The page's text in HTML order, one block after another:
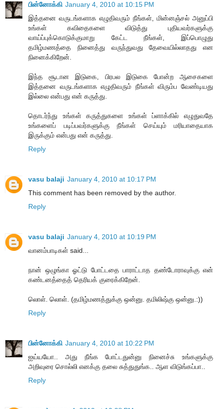
பின்னோக்கி January 4, 2010 at 10:15 PM
இத்தனை வருடங்களாக எழுதிவரும் நீங்கள், மின்னஞ்சல் அனுப்பி
உங்கள் கவிதைகளை விடுத்து புதியவர்களுக்கு
வாய்ப்புக்கொடுக்குமாறு கேட்ட நீங்கள், இப்பொழுது
தமிழ்மணத்தை நினைத்து வருந்துவது தேவையில்லாதது என
நினைக்கிறேன்.
இந்த சூடான இடுகை, பிரபல இடுகை போன்ற ஆசைகளை
இத்தனை வருடங்களாக எழுதிவரும் நீங்கள் விரும்ப வேண்டியது
இல்லை என்பது என் கருத்து.
தொடர்ந்து உங்கள் கருத்துகளை உங்கள் ப்ளாக்கில் எழுதுவதே
உங்களைப் படிப்பவர்களுக்கு நீங்கள் செய்யும் மரியாதையாக
இருக்கும் என்பது என் கருத்து.
Reply
vasu balaji January 4, 2010 at 10:17 PM
This comment has been removed by the author.
Reply
vasu balaji January 4, 2010 at 10:19 PM
வானம்பாடிகள் said...
நான் ஒழுங்கா ஓட்டு போட்டதை பாராட்டாத தண்டோராவுக்கு என்
கண்டனத்தைத் தெரியக் குரைக்கிறேன்.
லொள். லொள். (தமிழ்மணத்துக்கு ஒன்னு. தமிலிஷ்கு ஒன்னு.:))
Reply
பின்னோக்கி January 4, 2010 at 10:22 PM
ஐய்யயோ.. அது நீங்க போட்டதுன்னு நினைச்சு உங்களுக்கு
அறிவுரை சொல்லி எனக்கு தலை சுத்துதுங்க.. ஆள விடுங்கப்பா..
Reply